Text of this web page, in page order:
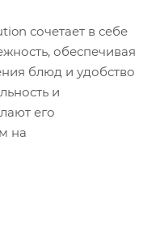
сочетает в себе
обеспечивая
блюд и удобство
и
его
на